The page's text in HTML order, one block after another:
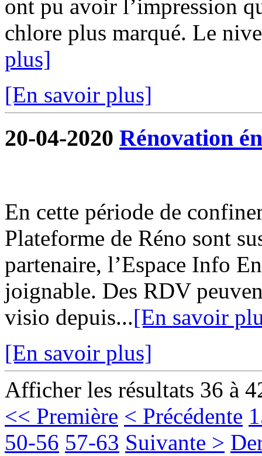
ont pu avoir l’impression
chlore plus marqué. Le
plus]
[En savoir plus]
20-04-2020 Rénovation
En cette période de
Plateforme de Réno sont
partenaire, l’Espace Info
joignable. Des RDV
visio depuis...[En savoir
[En savoir plus]
Afficher les résultats 36 à
<< Première < Précédente
50-56 57-63 Suivante >